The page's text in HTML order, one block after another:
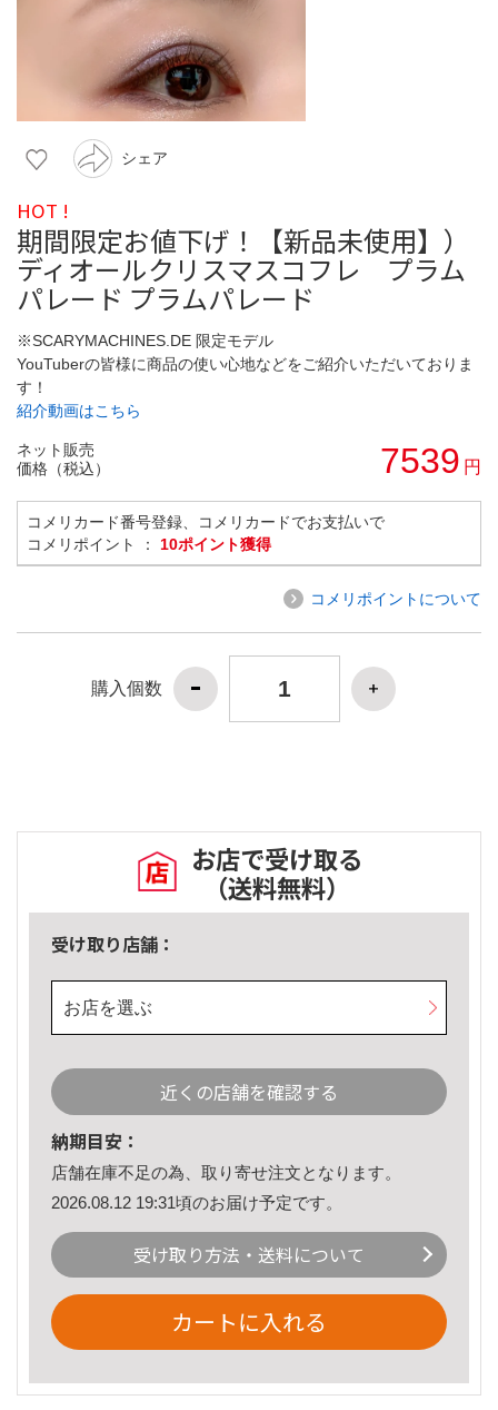
シェア
HOT !
期間限定お値下げ！【新品未使用】）
ディオールクリスマスコフレ プラム
パレード プラムパレード
※SCARYMACHINES.DE 限定モデル
YouTuberの皆様に商品の使い心地などをご紹介いただいておりま
す！
紹介動画はこちら
ネット販売
価格（税込）
7539 円
コメリカード番号登録、コメリカードでお支払いで
コメリポイント ： 10ポイント獲得
コメリポイントについて
購入個数
お店で受け取る
（送料無料）
受け取り店舗：
お店を選ぶ
近くの店舗を確認する
納期目安：
店舗在庫不足の為、取り寄せ注文となります。
2026.08.12 19:31頃のお届け予定です。
受け取り方法・送料について
カートに入れる